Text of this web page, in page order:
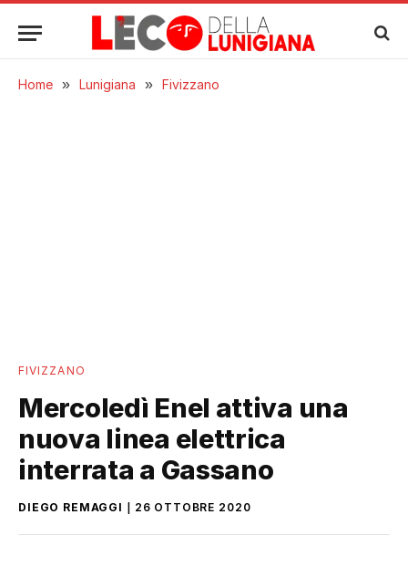
Home » Lunigiana » Fivizzano
FIVIZZANO
Mercoledì Enel attiva una
nuova linea elettrica
interrata a Gassano
DIEGO REMAGGI 26 OTTOBRE 2020